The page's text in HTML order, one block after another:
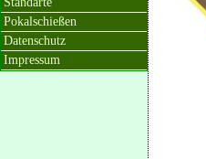
Pokalschießen
Datenschutz
Impressum